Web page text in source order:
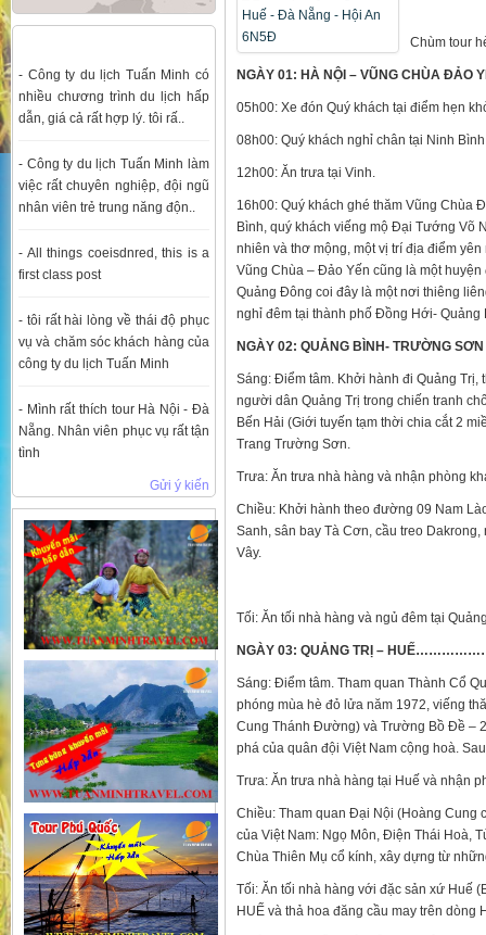
- Công ty du lịch Tuấn Minh có
nhiều chương trình du lịch hấp
dẫn, giá cả rất hợp lý. tôi rấ..
- Công ty du lịch Tuấn Minh làm
việc rất chuyên nghiệp, đội ngũ
nhân viên trẻ trung năng độn..
- All things coeisdnred, this is a
first class post
- tôi rất hài lòng về thái độ phục
vụ và chăm sóc khách hàng của
công ty du lịch Tuấn Minh
- Mình rất thích tour Hà Nội - Đà
Nẵng. Nhân viên phục vụ rất tận
tình
Gửi ý kiến
Chùm tour
NGÀY 01: HÀ NỘI – VŨNG CHÙA
05h00: Xe đón Quý khách tại điểm hẹn
08h00: Quý khách nghỉ chân tại Ninh
12h00: Ăn trưa tại Vinh.
16h00: Quý khách ghé thăm Vũng Chùa
Bình, quý khách viếng mộ Đại Tướng Võ
nhiên và thơ mộng, một vị trí địa điểm
Vũng Chùa – Đảo Yến cũng là một
Quảng Đông coi đây là một nơi thiêng
nghỉ đêm tại thành phố Đồng Hới- Quảng
NGÀY 02: QUẢNG BÌNH- TRƯỜNG
Sáng: Điểm tâm. Khởi hành đi Quảng
người dân Quảng Trị trong chiến tranh
Bến Hải (Giới tuyến tạm thời chia cắt 2
Trang Trường Sơn.
Trưa: Ăn trưa nhà hàng và nhận phòng
Chiều: Khởi hành theo đường 09 Nam
Sanh, sân bay Tà Cơn, cầu treo
Vây.
Tối: Ăn tối nhà hàng và ngủ đêm tại
NGÀY 03: QUẢNG TRỊ –
Sáng: Điểm tâm. Tham quan Thành Cổ
phóng mùa hè đỏ lửa năm 1972, viếng
Cung Thánh Đường) và Trường Bồ Đề –
phá của quân đội Việt Nam cộng hoà.
Trưa: Ăn trưa nhà hàng tại Huế và nhận
Chiều: Tham quan Đại Nội (Hoàng Cung
của Việt Nam: Ngọ Môn, Điện Thái Hoà,
Chùa Thiên Mụ cổ kính, xây dựng từ
Tối: Ăn tối nhà hàng với đặc sản xứ Huế
HUẾ và thả hoa đăng cầu may trên dòng